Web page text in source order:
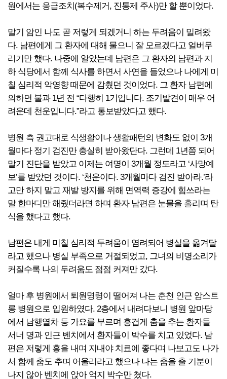
원에서는 응급조치(복수제거, 진통제 주사)만 할 뿐이었다.
말기 암인 나도 곧 저렇게 되겠거니 하는 두려움이 밀려왔
다. 남편에게 그 환자에 대해 물으니 잘 모르겠다고 얼버무
리기만 했다. 나중에 알았는데 남편은 그 환자의 남편과 지
하 식당에서 함께 식사를 하면서 사연을 들었으나 나에게 미
칠 심리적 악영향 때문에 감췄던 것이었다. 그 환자 남편에
의하면 불과 1년 전 “다행히 1기입니다. 조기발견이 매우 어
려운데 천운입니다.”라고 통보받았다고 했다.
병원 측 권고대로 식생활이나 생활패턴의 변화도 없이 3개
월마다 정기 검진만 충실히 받아왔단다. 그런데 1년쯤 되어
말기 진단을 받았고 이제는 여명이 3개월 정도라고 ‘사망예
보’를 받았던 것이다. ‘천운이다. 3개월마다 검진 받아라.’라
고만 하지 말고 재발 방지를 위해 면역력 증강에 힘쓰라는
말 한마디만 해줬더라면 하며 환자 남편은 눈물을 흘리며 탄
식을 했다고 했다.
남편은 내게 미칠 심리적 두려움이 염려되어 병실을 옮겨달
라고 했으나 병실 부족으로 거절되었고, 그녀의 비명소리가
커질수록 나의 두려움도 점점 커져만 갔다.
얼마 후 병원에서 퇴원명령이 떨어져 나는 춘천 인근 암스트
롱 병원으로 입원하였다. 2층에서 내려다보니 병원 앞마당
에서 남행열차 등 가요를 부르며 흥겹게 춤을 추는 환자들
서너 명과 인근 벤치에서 환자들이 박수를 치고 있었다. 남
편은 저렇게 흥을 내며 지내야 치료에 좋다며 나보고도 나가
서 함께 춤도 추며 어울리라고 했으나 나는 춤을 출 기분이
나지 않아 벤치에 앉아 억지 박수만 쳤다.